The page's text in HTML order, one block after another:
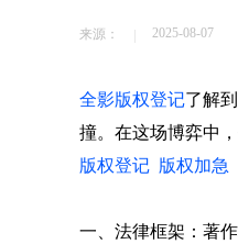
来源： 2025-08-07
全影版权登记了解
撞。在这场博弈中
版权登记 版权加急
一、法律框架：著